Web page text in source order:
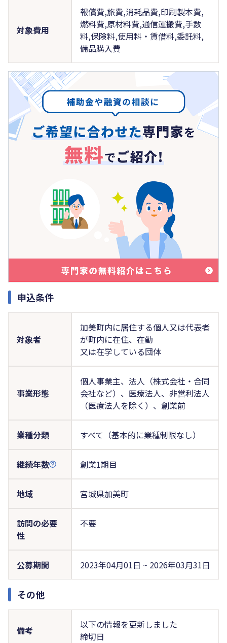
対象費用
報償費,旅費,消耗品費,印刷製本費,
燃料費,原材料費,通信運搬費,手数
料,保険料,使用料・賃借料,委託料,
備品購入費
申込条件
対象者
加美町内に居住する個人又は代表者
が町内に在住、在勤
又は在学している団体
事業形態
個人事業主、法人（株式会社・合同
会社など）、医療法人、非営利法人
（医療法人を除く）、創業前
業種分類 すべて（基本的に業種制限なし）
継続年数 創業1期目
地域 宮城県加美町
訪問の必要
性
不要
公募期間 2023年04月01日 ~ 2026年03月31日
その他
備考
以下の情報を更新しました
締切日